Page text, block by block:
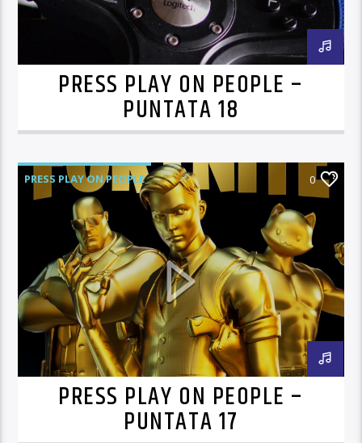
PRESS PLAY ON PEOPLE –
PUNTATA 18
PRESS PLAY ON PEOPLE 0
PRESS PLAY ON PEOPLE –
PUNTATA 17